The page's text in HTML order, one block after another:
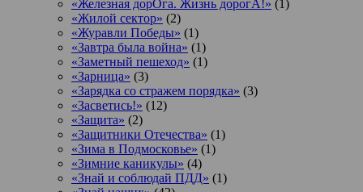
«Железная дорОга. Жизнь дорогА!» (1)
«Жилой сектор» (2)
«Журавли Победы» (1)
«Завтра была война» (1)
«Заметный пешеход» (1)
«Зарница» (3)
«Зарядка со стражем порядка» (3)
«Засветись!» (12)
«Защита» (2)
«Защитники Отечества» (1)
«Зима в Подмосковье» (1)
«Зимние каникулы» (4)
«Знай и соблюдай ПДД» (1)